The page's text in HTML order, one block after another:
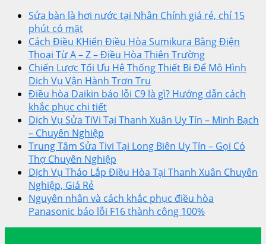
Sửa bàn là hơi nước tại Nhân Chính giá rẻ, chỉ 15
phút có mặt
Cách Điều KHiển Điều Hòa Sumikura Bằng Điện
Thoại Từ A – Z – Điều Hòa Thiên Trường
Chiến Lược Tối Ưu Hệ Thống Thiết Bị Để Mô Hình
Dịch Vụ Vận Hành Trơn Tru
Điều hòa Daikin báo lỗi C9 là gì? Hướng dẫn cách
khắc phục chi tiết
Dịch Vụ Sửa TiVi Tại Thanh Xuân Uy Tín – Minh Bạch
– Chuyên Nghiệp
Trung Tâm Sửa Tivi Tại Long Biên Uy Tín – Gọi Có
Thợ Chuyên Nghiệp
Dịch Vụ Tháo Lắp Điều Hòa Tại Thanh Xuân Chuyên
Nghiệp, Giá Rẻ
Nguyên nhân và cách khắc phục điều hòa
Panasonic báo lỗi F16 thành công 100%